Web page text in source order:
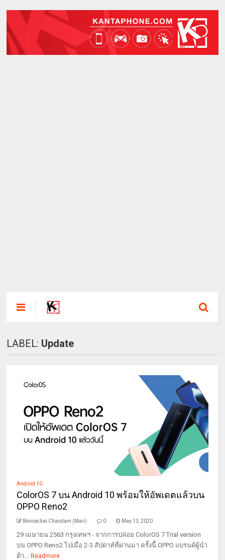
LABEL: Update
Android 10
ColorOS 7 บน Android 10 พร้อมให้อัพเดตแล้วบน
OPPO Reno2
Ronnachai Chandam (Maii) 0 May 13, 2020
29 เมษายน 2563 กรุงเทพฯ - จากการปล่อย ColorOS 7 Trial version
บน OPPO Reno2 ไปเมื่อ 2-3 สัปดาห์ที่ผ่านมา ครั้งนี้ OPPO แบรนด์ผู้นำ
ด้า...
Readmore